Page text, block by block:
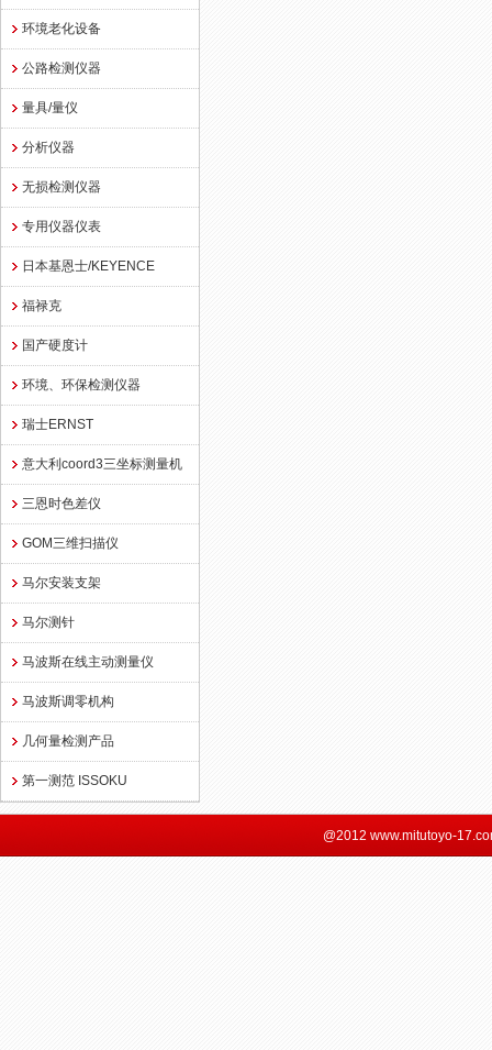
环境老化设备
公路检测仪器
量具/量仪
分析仪器
无损检测仪器
专用仪器仪表
日本基恩士/KEYENCE
福禄克
国产硬度计
环境、环保检测仪器
瑞士ERNST
意大利coord3三坐标测量机
三恩时色差仪
GOM三维扫描仪
马尔安装支架
马尔测针
马波斯在线主动测量仪
马波斯调零机构
几何量检测产品
第一测范 ISSOKU
@2012 www.mitutoyo-